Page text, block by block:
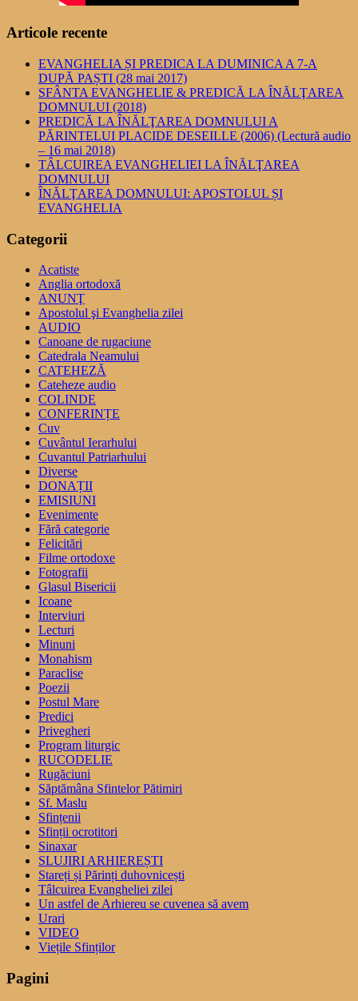
Articole recente
EVANGHELIA ȘI PREDICA LA DUMINICA A 7-A
DUPĂ PAȘTI (28 mai 2017)
SFÂNTA EVANGHELIE & PREDICĂ LA ÎNĂLŢAREA
DOMNULUI (2018)
PREDICĂ LA ÎNĂLŢAREA DOMNULUI A
PĂRINTELUI PLACIDE DESEILLE (2006) (Lectură audio
– 16 mai 2018)
TÂLCUIREA EVANGHELIEI LA ÎNĂLŢAREA
DOMNULUI
ÎNĂLŢAREA DOMNULUI: APOSTOLUL ȘI
EVANGHELIA
Categorii
Acatiste
Anglia ortodoxă
ANUNŢ
Apostolul şi Evanghelia zilei
AUDIO
Canoane de rugaciune
Catedrala Neamului
CATEHEZĂ
Cateheze audio
COLINDE
CONFERINȚE
Cuv
Cuvântul Ierarhului
Cuvantul Patriarhului
Diverse
DONAȚII
EMISIUNI
Evenimente
Fără categorie
Felicitări
Filme ortodoxe
Fotografii
Glasul Bisericii
Icoane
Interviuri
Lecturi
Minuni
Monahism
Paraclise
Poezii
Postul Mare
Predici
Privegheri
Program liturgic
RUCODELIE
Rugăciuni
Săptămâna Sfintelor Pătimiri
Sf. Maslu
Sfințenii
Sfinții ocrotitori
Sinaxar
SLUJIRI ARHIEREȘTI
Stareți și Părinți duhovnicești
Tâlcuirea Evangheliei zilei
Un astfel de Arhiereu se cuvenea să avem
Urari
VIDEO
Viețile Sfinților
Pagini